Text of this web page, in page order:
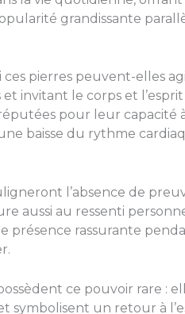
grandissante
pierres peuvent-elles
invitant le corps et
pour leur capacité
baisse du rythme
l’absence de
aussi au ressenti
présence rassurante
ce pouvoir rare :
symbolisent un retour à